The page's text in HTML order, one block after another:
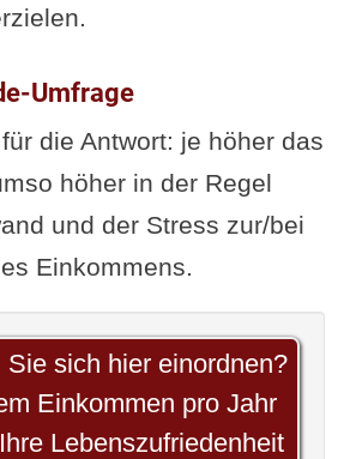
Umfrage
die Antwort: je höher das
höher in der Regel
und der Stress zur/bei
Einkommens.
Sie sich hier einordnen?
Einkommen pro Jahr
Lebenszufriedenheit